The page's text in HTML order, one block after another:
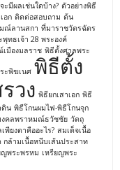
มีผลเช่นใดบ้าง? ตัวอย่างพิธี
อก ติดต่อสอบถาม ต้น
ณ์ลานสกา ที่มาราชวัตรฉัตร
พุทธเจ้า 28 พระองค์
มืองมลราช พิธีตั้งศาลพระ
ะพิฆเนศ พิธีตั้ง
วง พิธียกเสาเอก พิธี
ดิน พิธีโกนผมไฟ-พิธีโกนจุก
งคลพราหมณ์ธวัชชัย วัตถุ
พียงตาคืออะไร? สมเด็จเนื้อ
กล้ามเนื้อหนีบเส้นประสาท
ญพระพรหม เหรียญพระ